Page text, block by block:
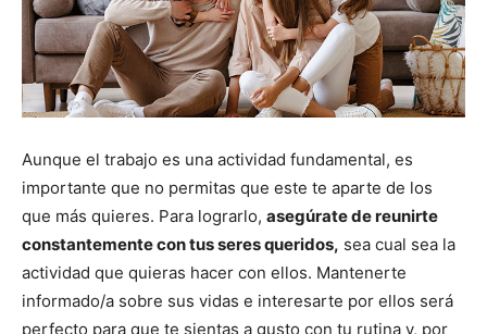
Aunque el trabajo es una actividad fundamental, es
importante que no permitas que este te aparte de los
que más quieres. Para lograrlo, asegúrate de reunirte
constantemente con tus seres queridos, sea cual sea la
actividad que quieras hacer con ellos. Mantenerte
informado/a sobre sus vidas e interesarte por ellos será
perfecto para que te sientas a gusto con tu rutina y, por